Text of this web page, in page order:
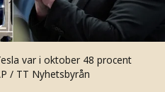
var i oktober 48 procent
/ TT Nyhetsbyrån